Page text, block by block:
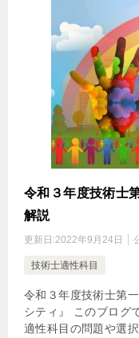
令和３年度技術士
解説
更新日:2022年9月24日
技術士適性科目
令和３年度技術士第
シティ』 このブログ
適性科目の問題や選